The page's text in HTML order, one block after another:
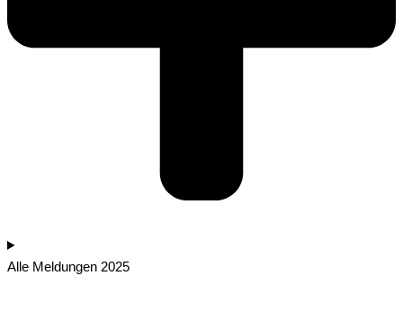
Alle Meldungen 2025